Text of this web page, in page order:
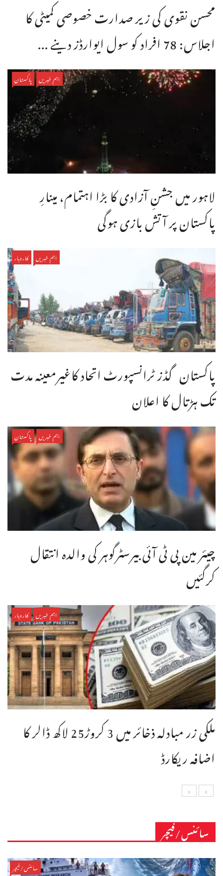
محسن نقوی کی زیر صدارت خصوصی کمیٹی کا
اجلاس: 78 افراد کو سول ایوارڈز دینے ...
اہم خبریں پاکستان
لاہور میں جشنِ آزادی کا بڑا اہتمام، مینارِ
پاکستان پر آتش بازی ہوگی
اہم خبریں کاروبار
پاکستان گڈز ٹرانسپورٹ اتحاد کاغیرمعینہ مدت
تک ہڑتال کا اعلان
اہم خبریں پاکستان
چیئر مین پی ٹی آئی بیرسٹرگوہر کی والدہ انتقال
کرگئیں
اہم خبریں کاروبار
ملکی زر مبادلہ ذخائر میں 3 کروڑ25 لاکھ ڈالر کا
اضافہ ریکارڈ
سائنس/فیچر
سائنس/فیچر